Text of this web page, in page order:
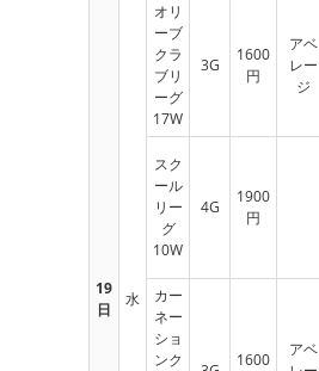
19
日
水
オリ
ーブ
クラ
ブリ
ーグ
17W
3G
1600
円
アベ
レー
ジ
スク
ール
リー
グ
10W
4G
1900
円
カー
ネー
ショ
ンク
1600
アベ